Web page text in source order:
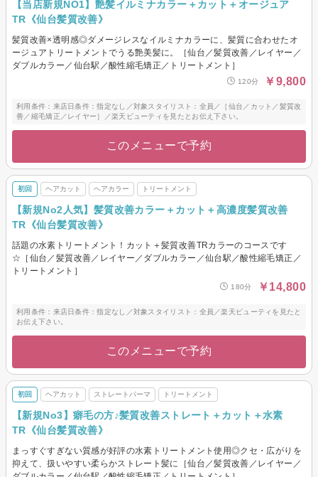
【当店新規NO1】艶髪イルミナカラー＋カット＋オージュア
TR《仙台髪質改善》
髪質改善×透明感◎ダメージレスなイルミナカラーに、髪質に合わせたオ
ージュアトリートメントでうる艶美髪に。［仙台／髪質改善／レイヤー／
ダブルカラー／仙台駅／酸性縮毛矯正／トリートメント］
120分 ￥9,800
利用条件：来店日条件：指定なし／対象スタイリスト：全員／［仙台／カット／髪質改
善／縮毛矯正／レイヤー］／楽天ビューティを見たとお伝え下さい。
このメニューで予約
初回 ヘアカット ヘアカラー トリートメント
【新規No2人気】髪質改善カラー＋カット＋高濃度髪質改善
TR《仙台髪質改善》
話題の水素トリートメント！カット＋髪質改善TRカラーのコースです
☆［仙台／髪質改善／レイヤー／ダブルカラー／仙台駅／酸性縮毛矯正／
トリートメント］
180分 ￥14,800
利用条件：来店日条件：指定なし／対象スタイリスト：全員／楽天ビューティを見たと
お伝え下さい。
このメニューで予約
初回 ヘアカット ストレートパーマ トリートメント
【新規No3】癖毛の方♪髪質改善ストレート＋カット＋水素
TR《仙台髪質改善》
まっすぐすぎない質感が好評の水素トリートメント使用◎クセ・広がりを
抑えて、扱いやすい柔らかストレート髪に［仙台／髪質改善／レイヤー／